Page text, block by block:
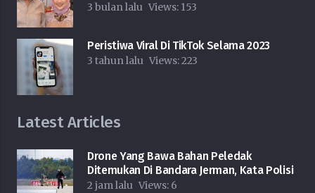
3 bulan lalu Views: 153
Peristiwa Viral Di TikTok Selama 2023
3 tahun lalu Views:223
Latest Articles
Drone Yang Bawa Bahan Peledak
Ditemukan Di Bandara Jerman, Kata Polisi
2 jam lalu Views: 6